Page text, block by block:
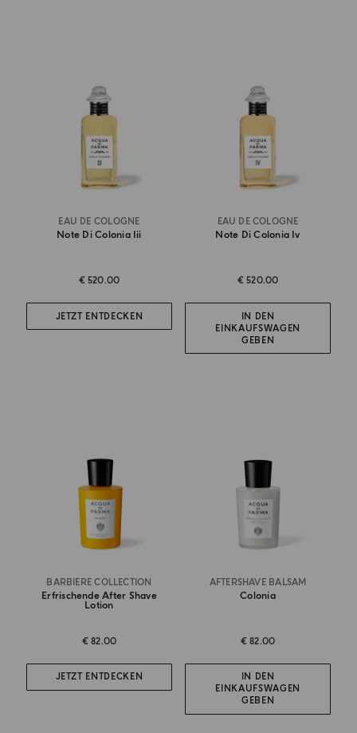
EAU DE COLOGNE
Note Di Colonia Iii
€ 520.00
JETZT ENTDECKEN
EAU DE COLOGNE
Note Di Colonia Iv
€ 520.00
IN DEN
EINKAUFSWAGEN
GEBEN
BARBIERE COLLECTION
Erfrischende After Shave
Lotion
€ 82.00
JETZT ENTDECKEN
AFTERSHAVE BALSAM
Colonia
€ 82.00
IN DEN
EINKAUFSWAGEN
GEBEN